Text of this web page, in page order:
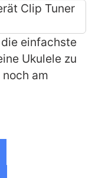
einfachste
Ukulele zu
am